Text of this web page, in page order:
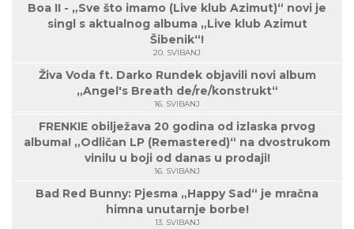
Boa II - „Sve što imamo (Live klub Azimut)“ novi je
singl s aktualnog albuma „Live klub Azimut
Šibenik“!
20. SVIBANJ
Živa Voda ft. Darko Rundek objavili novi album
„Angel's Breath de/re/konstrukt“
16. SVIBANJ
FRENKIE obilježava 20 godina od izlaska prvog
albuma! „Odličan LP (Remastered)“ na dvostrukom
vinilu u boji od danas u prodaji!
16. SVIBANJ
Bad Red Bunny: Pjesma „Happy Sad“ je mračna
himna unutarnje borbe!
13. SVIBANJ